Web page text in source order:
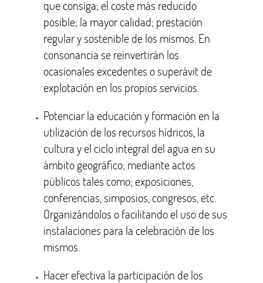
que consiga; el coste más reducido
posible; la mayor calidad; prestación
regular y sostenible de los mismos. En
consonancia se reinvertirán los
ocasionales excedentes o superávit de
explotación en los propios servicios.
Potenciar la educación y formación en la
utilización de los recursos hídricos, la
cultura y el ciclo integral del agua en su
ámbito geográfico; mediante actos
públicos tales como; exposiciones,
conferencias, simposios, congresos, etc.
Organizándolos o facilitando el uso de sus
instalaciones para la celebración de los
mismos.
Hacer efectiva la participación de los